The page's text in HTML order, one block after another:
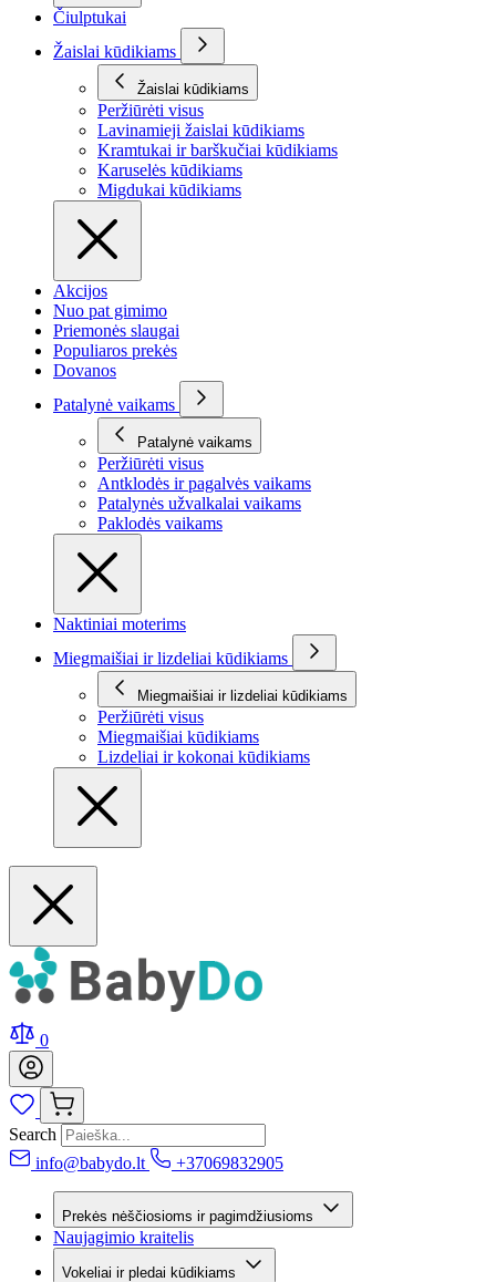
Čiulptukai
Žaislai kūdikiams
Žaislai kūdikiams
Peržiūrėti visus
Lavinamieji žaislai kūdikiams
Kramtukai ir barškučiai kūdikiams
Karuselės kūdikiams
Migdukai kūdikiams
Akcijos
Nuo pat gimimo
Priemonės slaugai
Populiaros prekės
Dovanos
Patalynė vaikams
Patalynė vaikams
Peržiūrėti visus
Antklodės ir pagalvės vaikams
Patalynės užvalkalai vaikams
Paklodės vaikams
Naktiniai moterims
Miegmaišiai ir lizdeliai kūdikiams
Miegmaišiai ir lizdeliai kūdikiams
Peržiūrėti visus
Miegmaišiai kūdikiams
Lizdeliai ir kokonai kūdikiams
0
Search
info@babydo.lt
+37069832905
Prekės nėščiosioms ir pagimdžiusioms
Naujagimio kraitelis
Vokeliai ir pledai kūdikiams